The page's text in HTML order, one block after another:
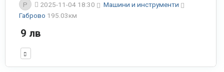
P
2025-11-04 18:30
Машини и инструменти
Габрово 195.03км
9 лв